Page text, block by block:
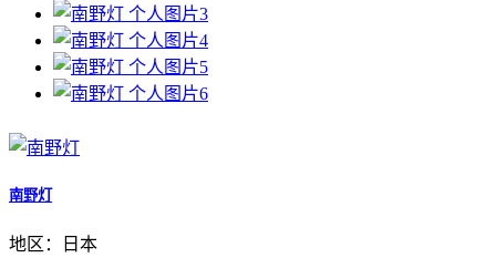
南野灯
地区：日本